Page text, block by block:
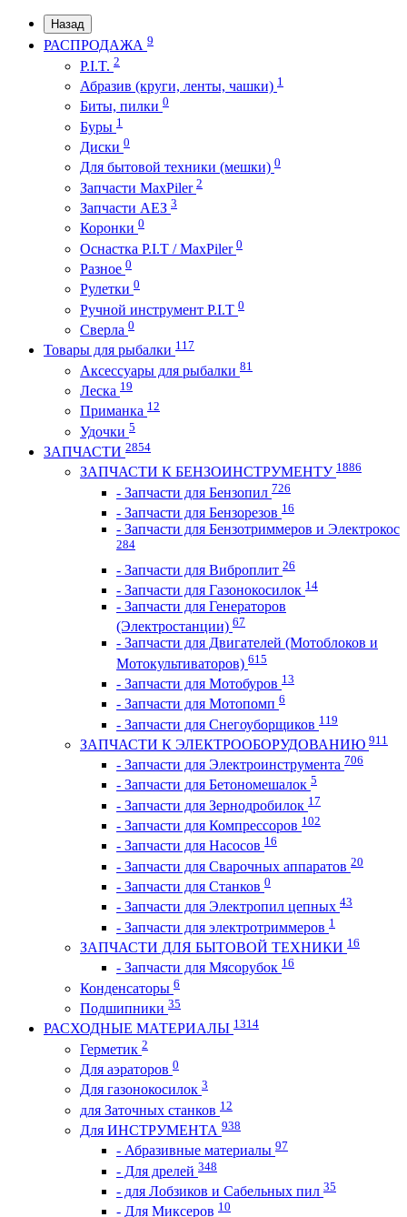
Назад
РАСПРОДАЖА 9
P.I.T. 2
Абразив (круги, ленты, чашки) 1
Биты, пилки 0
Буры 1
Диски 0
Для бытовой техники (мешки) 0
Запчасти MaxPiler 2
Запчасти АЕЗ 3
Коронки 0
Оснастка P.I.T / MaxPiler 0
Разное 0
Рулетки 0
Ручной инструмент P.I.T 0
Сверла 0
Товары для рыбалки 117
Аксессуары для рыбалки 81
Леска 19
Приманка 12
Удочки 5
ЗАПЧАСТИ 2854
ЗАПЧАСТИ К БЕНЗОИНСТРУМЕНТУ 1886
- Запчасти для Бензопил 726
- Запчасти для Бензорезов 16
- Запчасти для Бензотриммеров и Электрокос
284
- Запчасти для Виброплит 26
- Запчасти для Газонокосилок 14
- Запчасти для Генераторов
(Электростанции) 67
- Запчасти для Двигателей (Мотоблоков и
Мотокультиваторов) 615
- Запчасти для Мотобуров 13
- Запчасти для Мотопомп 6
- Запчасти для Снегоуборщиков 119
ЗАПЧАСТИ К ЭЛЕКТРООБОРУДОВАНИЮ 911
- Запчасти для Электроинструмента 706
- Запчасти для Бетономешалок 5
- Запчасти для Зернодробилок 17
- Запчасти для Компрессоров 102
- Запчасти для Насосов 16
- Запчасти для Сварочных аппаратов 20
- Запчасти для Станков 0
- Запчасти для Электропил цепных 43
- Запчасти для электротриммеров 1
ЗАПЧАСТИ ДЛЯ БЫТОВОЙ ТЕХНИКИ 16
- Запчасти для Мясорубок 16
Конденсаторы 6
Подшипники 35
РАСХОДНЫЕ МАТЕРИАЛЫ 1314
Герметик 2
Для аэраторов 0
Для газонокосилок 3
для Заточных станков 12
Для ИНСТРУМЕНТА 938
- Абразивные материалы 97
- Для дрелей 348
- для Лобзиков и Сабельных пил 35
- Для Миксеров 10